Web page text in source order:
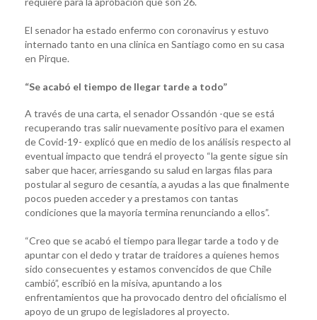
El senador ha estado enfermo con coronavirus y estuvo
internado tanto en una clinica en Santiago como en su casa
en Pirque.
“Se acabó el tiempo de llegar tarde a todo”
A través de una carta, el senador Ossandón -que se está
recuperando tras salir nuevamente positivo para el examen
de Covid-19- explicó que en medio de los análisis respecto al
eventual impacto que tendrá el proyecto “la gente sigue sin
saber que hacer, arriesgando su salud en largas filas para
postular al seguro de cesantía, a ayudas a las que finalmente
pocos pueden acceder y a prestamos con tantas
condiciones que la mayoría termina renunciando a ellos”.
“Creo que se acabó el tiempo para llegar tarde a todo y de
apuntar con el dedo y tratar de traidores a quienes hemos
sido consecuentes y estamos convencidos de que Chile
cambió”, escribió en la misiva, apuntando a los
enfrentamientos que ha provocado dentro del oficialismo el
apoyo de un grupo de legisladores al proyecto.